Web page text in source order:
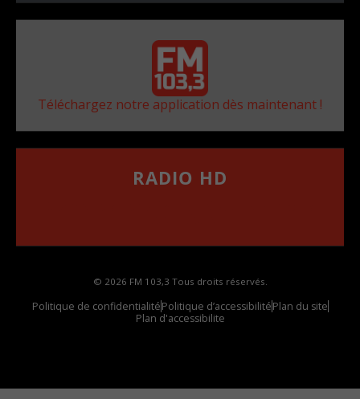
Téléchargez notre application dès maintenant !
RADIO HD
© 2026 FM 103,3 Tous droits réservés.
Politique de confidentialitéPolitique d’accessibilitéPlan du site
Plan d'accessibilite